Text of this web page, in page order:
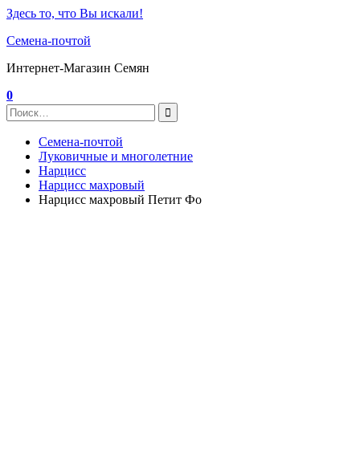
Здесь то, что Вы искали!
Семена-почтой
Интернет-Магазин Семян
0
Семена-почтой
Луковичные и многолетние
Нарцисс
Нарцисс махровый
Нарцисс махровый Петит Фо